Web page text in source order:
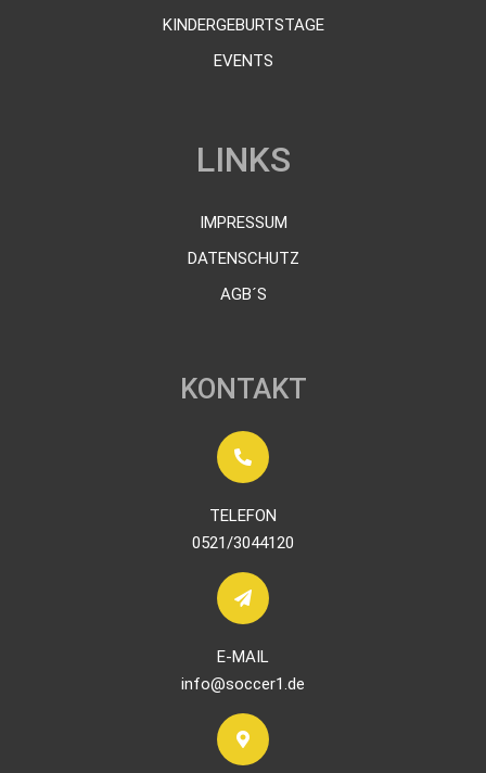
KINDERGEBURTSTAGE
EVENTS
LINKS
IMPRESSUM
DATENSCHUTZ
AGB´S
KONTAKT
TELEFON
0521/3044120
E-MAIL
info@soccer1.de